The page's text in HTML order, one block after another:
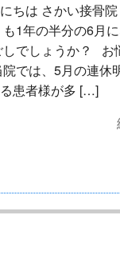
ちは さかい接骨
1年の半分の6月
でしょうか？ お
では、5月の連休
患者様が多 […]